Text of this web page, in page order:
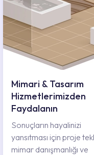
Mimari & Tasarım
Hizmetlerimizden
Faydalanın
Sonuçların hayalinizi
yansıtması için proje
mimar danışmanlığı ve